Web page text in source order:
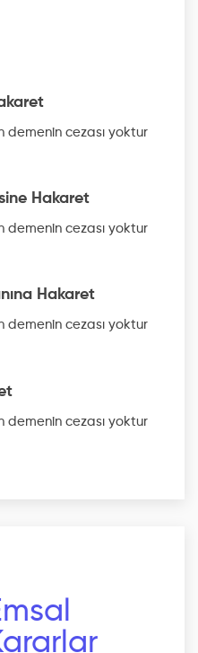
demenin cezası yoktur
Hakaret
demenin cezası yoktur
Hakaret
demenin cezası yoktur
demenin cezası yoktur